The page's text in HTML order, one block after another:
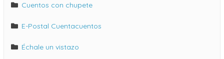
Cuentos con chupete
E-Postal Cuentacuentos
Échale un vistazo